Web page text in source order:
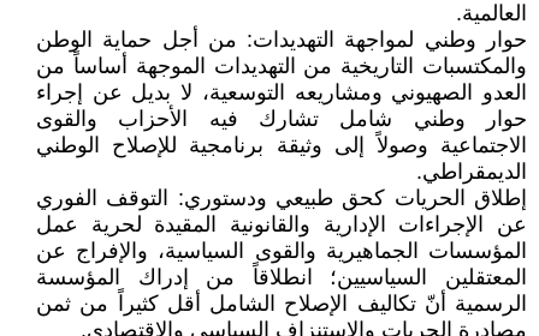
العالمية.
حوار وطني لمواجهة التهديدات: من أجل حماية الوطن
والمكتسبات التاريخية من التهديدات الموجهة أساساً من
العدو الصهيوني ومشاريعه التوسعية، لا بديل عن إجراء
حوار وطني شامل تشارك فيه الأحزاب والقوى
الاجتماعية وصولاً إلى وثيقة برنامجية للإصلاح الوطني
الديمقراطي.
إطلاق الحريات كحق طبيعي ودستوري: التوقف الفوري
عن الإجراءات الإدارية والقانونية المقيدة لحرية عمل
المؤسسات الجماهيرية والقوى السياسية، والإفراج عن
المعتقلين السياسيين؛ انطلاقاً من إدراك المؤسسة
الرسمية أنّ تكاليف الإصلاح الشامل أقل كثيراً من ثمن
مصادرة الحريات والاستنزاف السياسي والاقتصادي.